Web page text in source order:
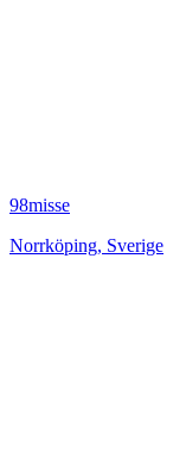
98misse
Norrköping, Sverige